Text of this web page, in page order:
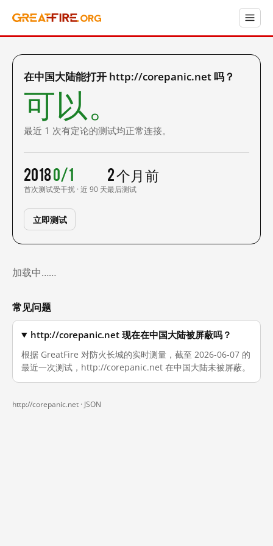
在中国大陆能打开 http://corepanic.net 吗？
可以。
最近 1 次有定论的测试均正常连接。
2018
首次测试
0/1
受干扰 · 近 90 天
2 个月前
最后测试
立即测试
加载中……
常见问题
http://corepanic.net 现在在中国大陆被屏蔽吗？
根据 GreatFire 对防火长城的实时测量，截至 2026-06-07 的
最近一次测试，http://corepanic.net 在中国大陆未被屏蔽。
http://corepanic.net · JSON